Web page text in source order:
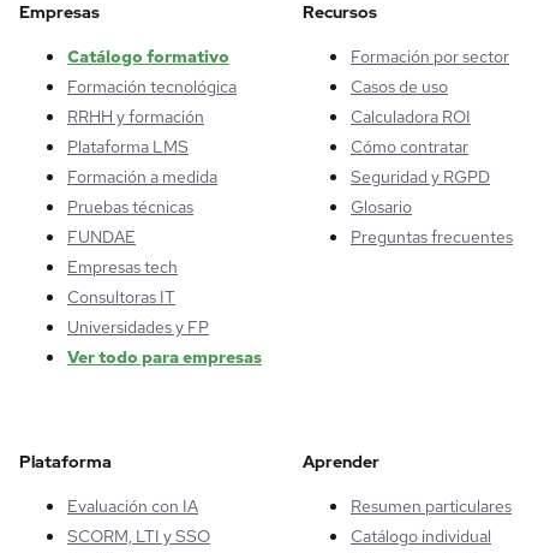
Empresas
Catálogo formativo
Formación tecnológica
RRHH y formación
Plataforma LMS
Formación a medida
Pruebas técnicas
FUNDAE
Empresas tech
Consultoras IT
Universidades y FP
Ver todo para empresas
Recursos
Formación por sector
Casos de uso
Calculadora ROI
Cómo contratar
Seguridad y RGPD
Glosario
Preguntas frecuentes
Plataforma
Evaluación con IA
SCORM, LTI y SSO
Aprender
Resumen particulares
Catálogo individual